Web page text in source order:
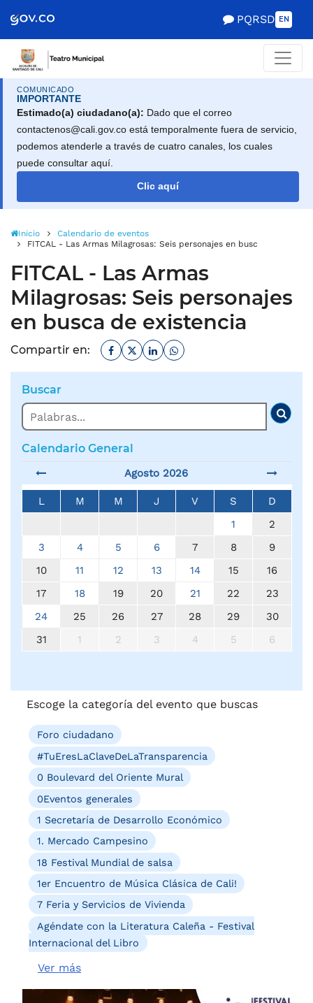
de Gobierno
PQRSD EN
COMUNICADO
IMPORTANTE
Estimado(a) ciudadano(a): Dado que el correo
contactenos@cali.gov.co está temporalmente fuera de servicio,
podemos atenderle a través de cuatro canales, los cuales
puede consultar aquí.
Clic aquí
Inicio
Calendario de eventos
FITCAL - Las Armas Milagrosas: Seis personajes en busca de
FITCAL - Las Armas
Milagrosas: Seis personajes
en busca de existencia
Compartir en: Facebook
TwitterLinkedinWhatsapp
Buscar
Buscar
Calendario General
Agosto 2026
L M M J V S
D
1
2
3
4 5 6 7 8
9
10
11 12 13 14 15
16
17
18 19 20 21 22
23
24
25 26 27 28 29
30
31
1 2 3 4 5 6
Escoge la categoría del evento que buscas
Foro ciudadano
#TuEresLaClaveDeLaTransparencia
0 Boulevard del Oriente Mural
0Eventos generales
1 Secretaría de Desarrollo Económico
1. Mercado Campesino
18 Festival Mundial de salsa
1er Encuentro de Música Clásica de Cali!
7 Feria y Servicios de Vivienda
Agéndate con la Literatura Caleña - Festival
Internacional del Libro
Ver más